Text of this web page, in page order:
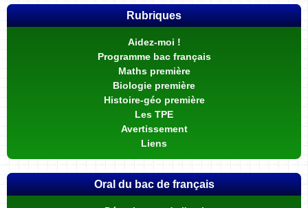
Rubriques
Aidez-moi !
Programme bac français
Maths première
Biologie première
Histoire-géo première
Les TPE
Avertissement
Liens
Oral du bac de français